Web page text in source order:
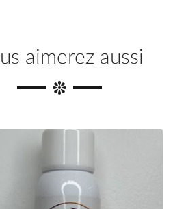
aimerez aussi